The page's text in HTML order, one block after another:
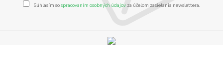
Súhlasím sospracovaním osobných údajov za účelom zasielania newslettera.